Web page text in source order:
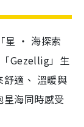
星 ‧ 海探索
Gezellig」生
舒適、 溫暖與
海同時感受